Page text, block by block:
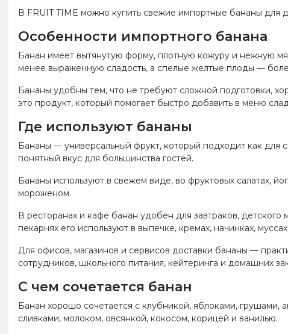
В FRUIT TIME можно купить свежие импортные бананы для
Особенности импортного банана
Банан имеет вытянутую форму, плотную кожуру и нежную
менее выраженную сладость, а спелые желтые плоды —
Бананы удобны тем, что не требуют сложной подготовки,
это продукт, который помогает быстро добавить в меню
Где используют бананы
Бананы — универсальный фрукт, который подходит как для
понятный вкус для большинства гостей.
Бананы используют в свежем виде, во фруктовых салатах,
мороженом.
В ресторанах и кафе банан удобен для завтраков,
пекарнях его используют в выпечке, кремах, начинках,
Для офисов, магазинов и сервисов доставки бананы —
сотрудников, школьного питания, кейтеринга и домашних
С чем сочетается банан
Банан хорошо сочетается с клубникой, яблоками, грушами,
сливками, молоком, овсянкой, кокосом, корицей и ванилью.